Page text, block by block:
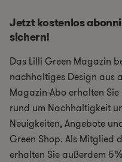
Jetzt kostenlos
sichern!
Das Lilli Green Magazin
nachhaltiges Design aus
Magazin-Abo erhalten
rund um Nachhaltigkeit
Neuigkeiten, Angebote
Green Shop. Als Mitglied
erhalten Sie außerdem